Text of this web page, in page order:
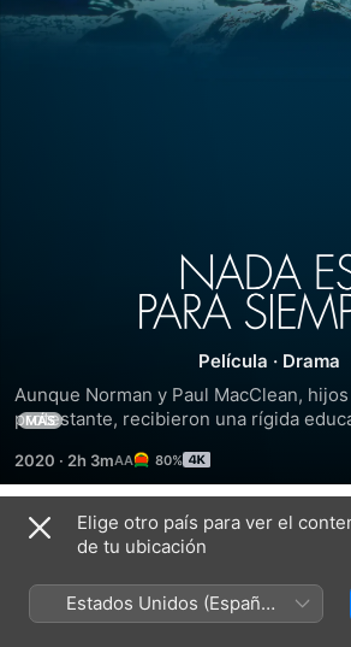
Nada
Es
para
Siempre
Película · Drama
Aunque Norman y Paul MacClean,
protestante, recibieron una rígida
reservado, es profesor y está
es extrovertido, se dedica al
desordenada. A pesar de todo, hay
mantendrá unidos: el río salvaje que
MÁS
2020 · 2h 3m 80%
Tráilers
Elige otro país para ver el
de tu ubicación
Estados Unidos (Español
México)